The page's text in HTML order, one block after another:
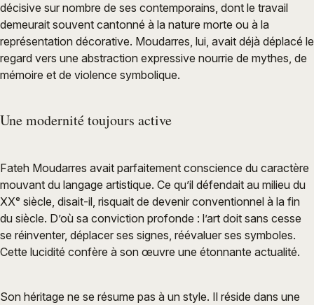
décisive sur nombre de ses contemporains, dont le travail
demeurait souvent cantonné à la nature morte ou à la
représentation décorative. Moudarres, lui, avait déjà déplacé le
regard vers une abstraction expressive nourrie de mythes, de
mémoire et de violence symbolique.
Une modernité toujours active
Fateh Moudarres avait parfaitement conscience du caractère
mouvant du langage artistique. Ce qu’il défendait au milieu du
XXᵉ siècle, disait-il, risquait de devenir conventionnel à la fin
du siècle. D’où sa conviction profonde : l’art doit sans cesse
se réinventer, déplacer ses signes, réévaluer ses symboles.
Cette lucidité confère à son œuvre une étonnante actualité.
Son héritage ne se résume pas à un style. Il réside dans une